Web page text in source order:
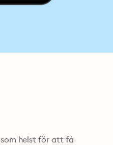
helst för att få